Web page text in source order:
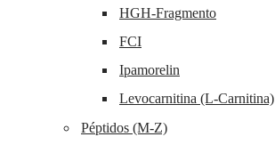
HGH-Fragmento
FCI
Ipamorelin
Levocarnitina (L-Carnitina)
Péptidos (M-Z)